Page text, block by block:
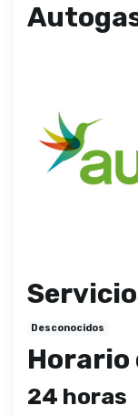
Desconocidos
Horario
24 horas